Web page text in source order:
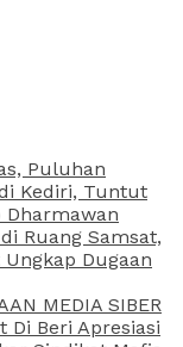
Puluhan
Kediri, Tuntut
Dharmawan
Ruang Samsat,
Dugaan
MEDIA SIBER
Di Beri Apresiasi